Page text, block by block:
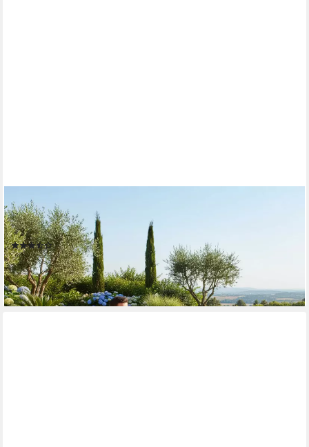
ESTEXO
Gartenliege Schaukelliege Sonnenliege Liegestuhl Relaxliege
Liege Swing Beige
(2)
54,95 € UVP99,95 €
-45%
lieferbar - in 2-3 Werktagen bei dir